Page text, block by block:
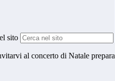
sito
al concerto di Natale